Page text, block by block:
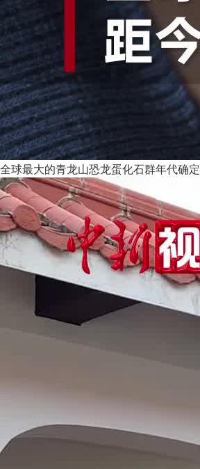
全球最大的青龙山恐龙蛋化石群年代确定